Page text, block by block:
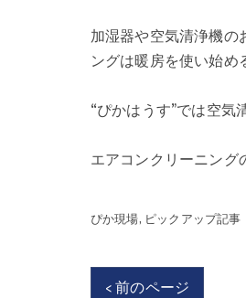
加湿器や空気清浄機
ングは暖房を使い始め
“ぴかはうす”では空
エアコンクリーニング
ぴか現場 ピックアップ記事
< 前のページ